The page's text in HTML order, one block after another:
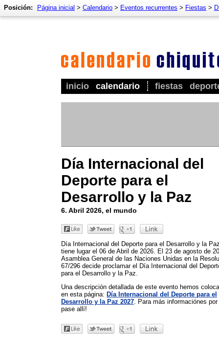
inicio calendario fiestas
Posición: Página inicial > Calendario > Eventos recurrentes > Fiestas >
Día Internacional del
Deporte para el
Desarrollo y la Paz
6. Abril 2026, el mundo
Día Internacional del Deporte para el Desarrollo y la
tiene lugar el 06 de Abril de 2026. El 23 de agosto de
Asamblea General de las Naciones Unidas en la
67/296 decide proclamar el Día Internacional del
para el Desarrollo y la Paz.
Una descripción detallada de este evento hemos
en esta página: Día Internacional del Deporte para el
Desarrollo y la Paz 2027 . Para más informaciónes
pase allí!